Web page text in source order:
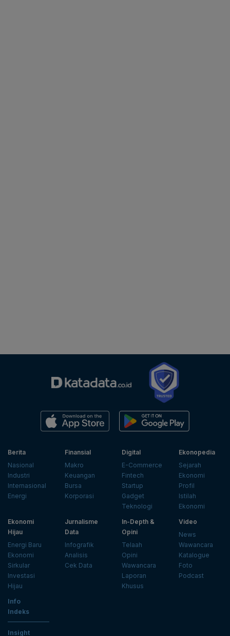
Berita
Nasional
Industri
Internasional
Energi
Finansial
Makro
Keuangan
Bursa
Korporasi
Digital
E-Commerce
Fintech
Startup
Gadget
Teknologi
Ekonopedia
Sejarah
Ekonomi
Profil
Istilah
Ekonomi
Ekonomi
Hijau
Energi Baru
Ekonomi
Sirkular
Investasi
Hijau
Jurnalisme
Data
Infografik
Analisis
Cek Data
In-Depth &
Opini
Telaah
Opini
Wawancara
Laporan
Khusus
Video
News
Wawancara
Katalogue
Foto
Podcast
Info
Indeks
Insight